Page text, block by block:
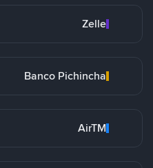
Zelle
Banco Pichincha
AirTM